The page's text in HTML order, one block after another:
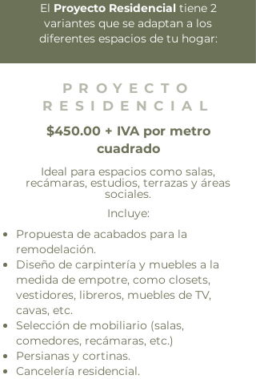
El Proyecto Residencialtiene 2
variantes que se adaptan a los
diferentes espacios de tu hogar:
PROYECTO
RESIDENCIAL
$450.00 + IVA por metro
cuadrado
Ideal para espacios como salas,
recámaras, estudios, terrazas y áreas
sociales.
Incluye:
Propuesta de acabados para la
remodelación.
Diseño de carpintería y muebles a la
medida de empotre, como closets,
vestidores, libreros, muebles de TV,
cavas, etc.
Selección de mobiliario (salas,
comedores, recámaras, etc.)
Persianas y cortinas.
Cancelería residencial.